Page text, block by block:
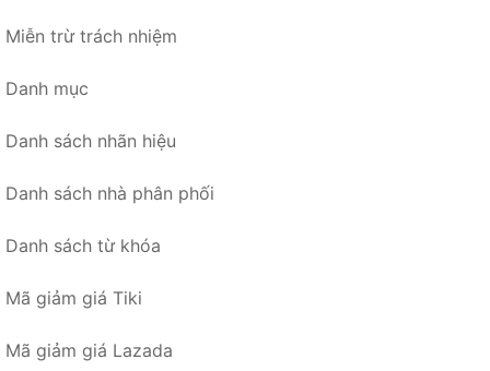
Miễn trừ trách nhiệm
Danh mục
Danh sách nhãn hiệu
Danh sách nhà phân phối
Danh sách từ khóa
Mã giảm giá Tiki
Mã giảm giá Lazada